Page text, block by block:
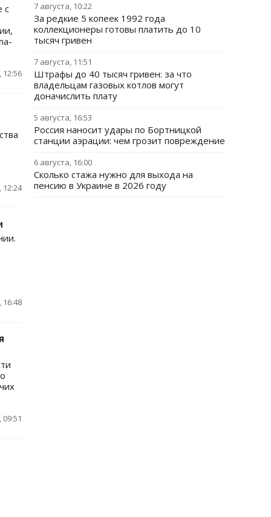
с
12:56
12:24
16:48
7 августа, 10:22
За редкие 5 копеек 1992 года
коллекционеры готовы платить до 10
тысяч гривен
7 августа, 11:51
Штрафы до 40 тысяч гривен: за что
владельцам газовых котлов могут
доначислить плату
5 августа, 16:53
Россия наносит удары по Бортницкой
станции аэрации: чем грозит повреждение
6 августа, 16:00
Сколько стажа нужно для выхода на
пенсию в Украине в 2026 году